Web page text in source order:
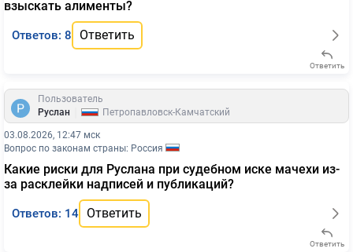
взыскать алименты?
Ответов: 8 Ответить
Ответить
Пользователь
Руслан
Петропавловск-Камчатский
03.08.2026, 12:47 мск
Вопрос по законам страны: Россия
Какие риски для Руслана при судебном иске мачехи из-
за расклейки надписей и публикаций?
Ответов: 14 Ответить
Ответить